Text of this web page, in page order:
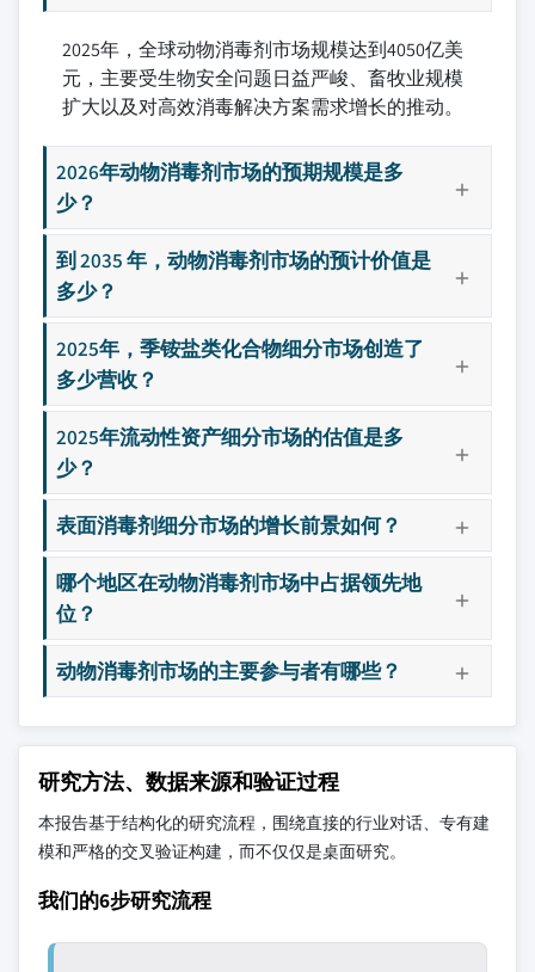
2025年，全球动物消毒剂市场规模达到4050亿美
元，主要受生物安全问题日益严峻、畜牧业规模
扩大以及对高效消毒解决方案需求增长的推动。
2026年动物消毒剂市场的预期规模是多
少？
到 2035 年，动物消毒剂市场的预计价值是
多少？
2025年，季铵盐类化合物细分市场创造了
多少营收？
2025年流动性资产细分市场的估值是多
少？
表面消毒剂细分市场的增长前景如何？
哪个地区在动物消毒剂市场中占据领先地
位？
动物消毒剂市场的主要参与者有哪些？
研究方法、数据来源和验证过程
本报告基于结构化的研究流程，围绕直接的行业对话、专有建
模和严格的交叉验证构建，而不仅仅是桌面研究。
我们的6步研究流程